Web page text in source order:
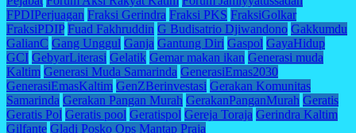
FPDIPerjuagan Fraksi Gerindra Fraksi PKS FraksiGolkar
FraksiPDIP Fuad Fakhruddin G Budisatrio Djiwandono Gakkumdu
GalianC Gang Unggul Ganja Gantung Diri Gaspol GayaHidup
GCI GebyarLiterasi Gelatik Gemar makan ikan Generasi muda
Kaltim Generasi Muda Samarinda GenerasiEmas2030
GenerasiEmasKaltim GenZBerinvestasi Gerakan Komunitas
Samarinda Gerakan Pangan Murah GerakanPanganMurah Geratis
Geratis Pol Geratis pool Geratispol Gereja Toraja Gerindra Kaltim
Gilfante Gladi Posko Ops Mantap Praja